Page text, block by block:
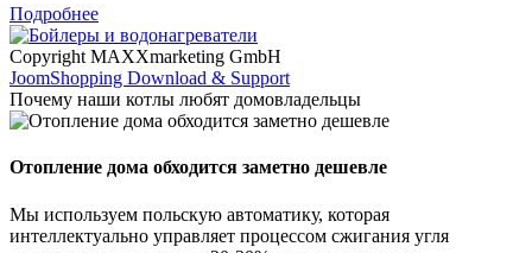
Подробнее
Copyright MAXXmarketing GmbH
JoomShopping Download & Support
Почему наши котлы любят домовладельцы
Отопление дома обходится заметно дешевле
Мы используем польскую автоматику, которая
интеллектуально управляет процессом сжигания угля